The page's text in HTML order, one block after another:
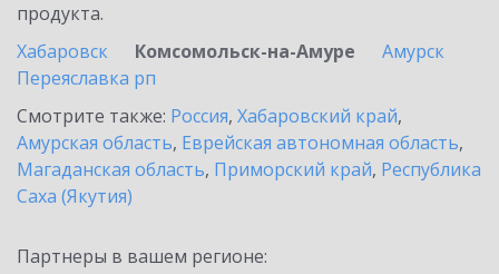
продукта.
Хабаровск
Комсомольск-на-Амуре
Амурск
Переяславка рп
Смотрите также: Россия, Хабаровский край,
Амурская область, Еврейская автономная область,
Магаданская область, Приморский край, Республика
Саха (Якутия)
Партнеры в вашем регионе: